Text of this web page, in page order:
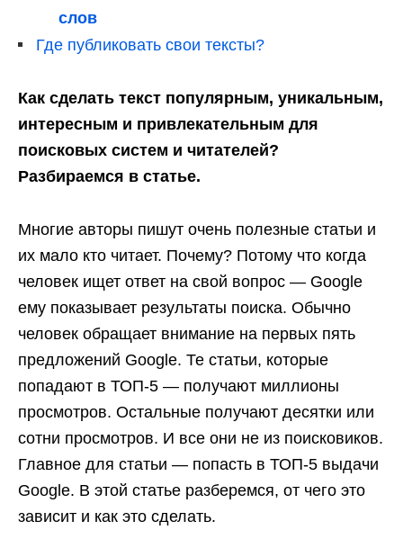
слов
Где публиковать свои тексты?
Как сделать текст популярным, уникальным,
интересным и привлекательным для
поисковых систем и читателей?
Разбираемся в статье.
Многие авторы пишут очень полезные статьи и
их мало кто читает. Почему? Потому что когда
человек ищет ответ на свой вопрос — Google
ему показывает результаты поиска. Обычно
человек обращает внимание на первых пять
предложений Google. Те статьи, которые
попадают в ТОП-5 — получают миллионы
просмотров. Остальные получают десятки или
сотни просмотров. И все они не из поисковиков.
Главное для статьи — попасть в ТОП-5 выдачи
Google. В этой статье разберемся, от чего это
зависит и как это сделать.